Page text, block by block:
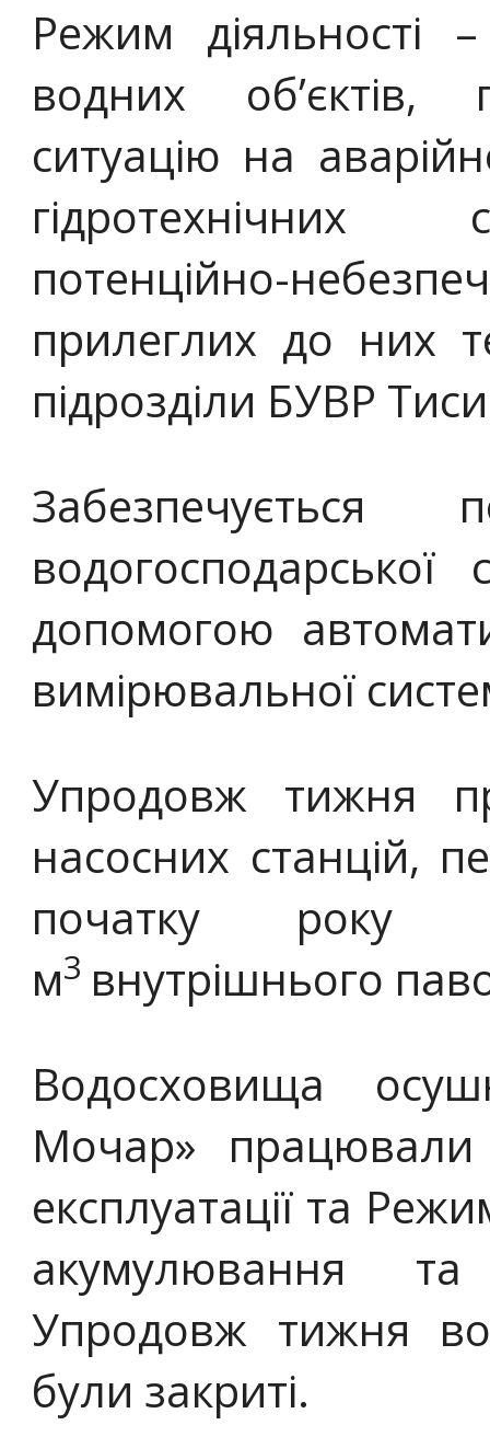
Режим діяльності
водних об’єктів,
ситуацію на
гідротехнічних
потенційно-
прилеглих до них
підрозділи БУВР
Забезпечується
допомогою
вимірювальної
Упродовж тижня
насосних станцій,
початку року
м3 внутрішнього
Водосховища
Мочар» працювали
експлуатації та
акумулювання
Упродовж тижня
були закриті.